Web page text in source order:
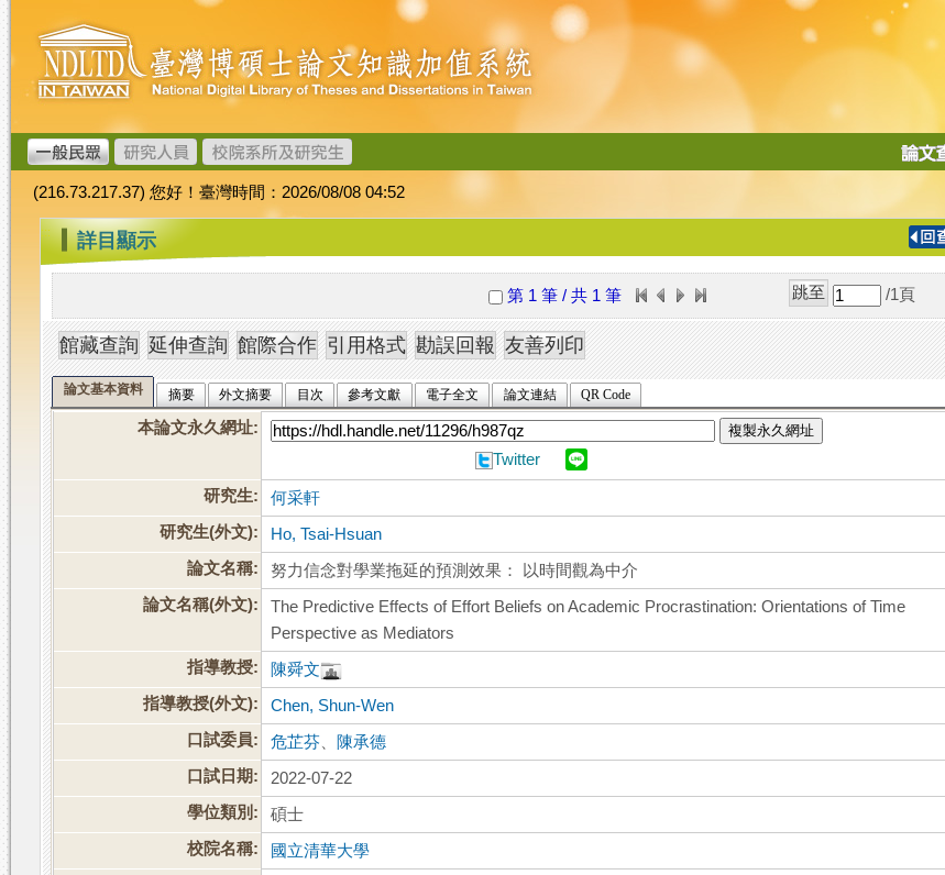
跳
到
主
要
內
容
臺
灣
博
碩
士
論
文
加
值
系
統
導
(216.73.217.37) 您好！臺灣時間：2026/08/08 04:52
::: 詳目顯示
第 1 筆 / 共 1 筆 /1 頁
論文基本資料 摘要 外文摘要 目次 參考文獻 電子全文 論文連結 QR Code
本論文永久網址: 複製永久網址
Twitter
研究生:
何采軒
研究生(外文):
Ho, Tsai-Hsuan
論文名稱:
努力信念對學業拖延的預測效果： 以時間觀為中介
論文名稱(外文):
The Predictive Effects of Effort Beliefs on Academic Procrastination: Orientations of Time
Perspective as Mediators
指導教授:
陳舜文
指導教授(外文):
Chen, Shun-Wen
口試委員:
危芷芬
陳承德
口試日期:
2022-07-22
學位類別:
碩士
校院名稱:
國立清華大學